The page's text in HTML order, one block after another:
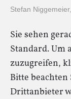
Stefan Niggemeier,
Sie sehen
Standard. Um
zuzugreifen,
Bitte beachten
Drittanbieter